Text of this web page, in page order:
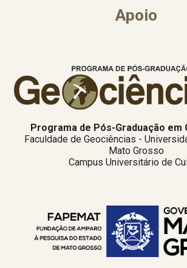
Apoio
Programa de Pós-Graduação em
Faculdade de Geociências -
Mato Grosso
Campus Universitário de